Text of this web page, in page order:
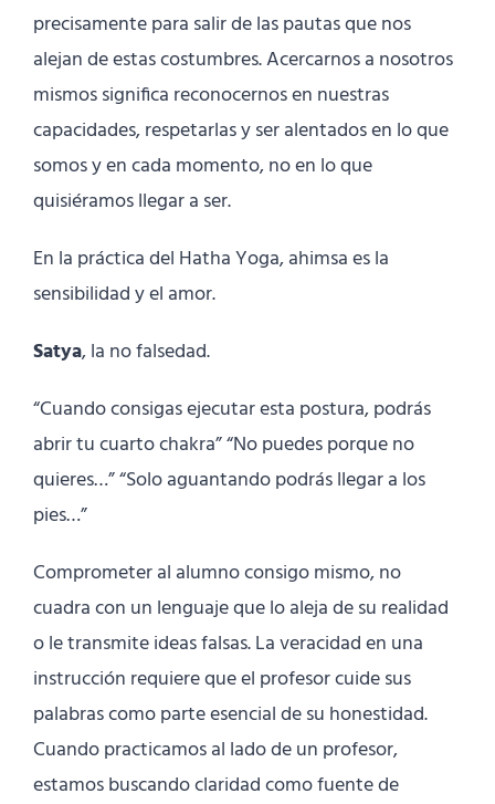
precisamente para salir de las pautas que nos
alejan de estas costumbres. Acercarnos a nosotros
mismos significa reconocernos en nuestras
capacidades, respetarlas y ser alentados en lo que
somos y en cada momento, no en lo que
quisiéramos llegar a ser.
En la práctica del Hatha Yoga, ahimsa es la
sensibilidad y el amor.
Satya, la no falsedad.
“Cuando consigas ejecutar esta postura, podrás
abrir tu cuarto chakra” “No puedes porque no
quieres…” “Solo aguantando podrás llegar a los
pies…”
Comprometer al alumno consigo mismo, no
cuadra con un lenguaje que lo aleja de su realidad
o le transmite ideas falsas. La veracidad en una
instrucción requiere que el profesor cuide sus
palabras como parte esencial de su honestidad.
Cuando practicamos al lado de un profesor,
estamos buscando claridad como fuente de